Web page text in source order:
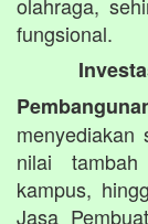
fungsional.
menyediakan
nilai
kampus,
Jasa